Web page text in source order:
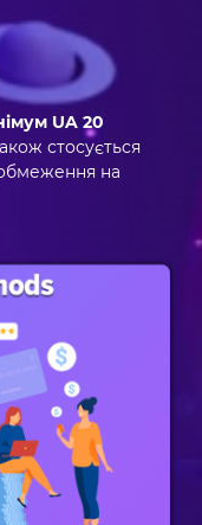
UA 20
стосується
обмеження на